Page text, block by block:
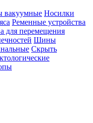
вакуумные Носилки
Ременные устройства
для перемещения
Шины
Скрыть